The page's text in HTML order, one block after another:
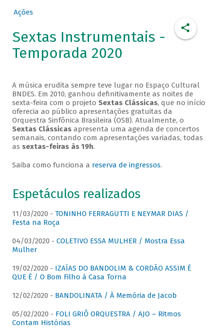
Ações
Sextas Instrumentais -
Temporada 2020
A música erudita sempre teve lugar no Espaço Cultural
BNDES. Em 2010, ganhou definitivamente as noites de
sexta-feira com o projeto Sextas Clássicas, que no início
oferecia ao público apresentações gratuitas da
Orquestra Sinfônica Brasileira (OSB). Atualmente, o
Sextas Clássicasapresenta uma agenda de concertos
semanais, contando com apresentações variadas, todas
as sextas-feiras às 19h.
Saiba como funciona a reserva de ingressos.
Espetáculos realizados
11/03/2020 - TONINHO FERRAGUTTI E NEYMAR DIAS /
Festa na Roça
04/03/2020 - COLETIVO ESSA MULHER / Mostra Essa
Mulher
19/02/2020 - IZAÍAS DO BANDOLIM & CORDÃO ASSIM É
QUE É / O Bom Filho à Casa Torna
12/02/2020 - BANDOLINATA / À Memória de Jacob
05/02/2020 - FOLI GRIÔ ORQUESTRA / AJO – Ritmos
Contam Histórias